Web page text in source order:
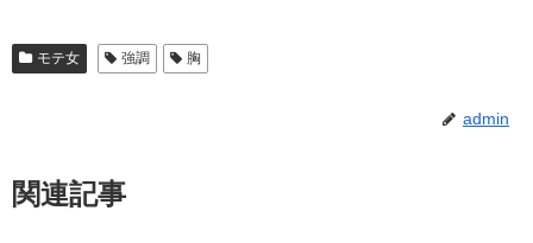
モテ女 強調 胸
admin
関連記事